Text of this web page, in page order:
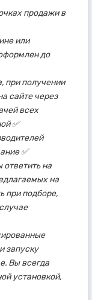
продажи в
или
до
при получении
сайте через
всех
✅
✅
на
на
при подборе,
запуску
Вы всегда
установкой,